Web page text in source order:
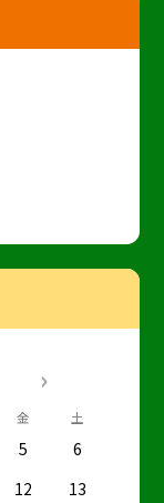
金 土
5
6
12
13